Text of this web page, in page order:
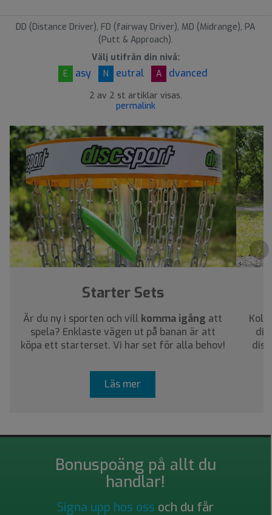
DD (Distance Driver), FD (fairway Driver), MD (Midrange), PA
(Putt & Approach).
Välj utifrån din nivå:
E
asy N eutral A dvanced
2 av 2 st artiklar visas.
permalink
›
Starter Sets
Är du ny i sporten och vill komma igång att
spela? Enklaste vägen ut på banan är att
köpa ett starterset. Vi har set för alla behov!
Läs mer
Bonuspoäng på allt du
handlar!
Signa upp hos oss och du får